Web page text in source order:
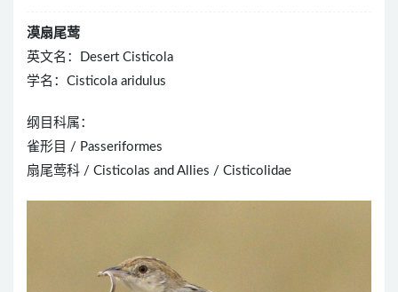
漠扇尾莺
英文名：Desert Cisticola
学名：Cisticola aridulus
纲目科属：
雀形目 / Passeriformes
扇尾莺科 / Cisticolas and Allies / Cisticolidae